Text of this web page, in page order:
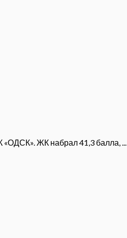
«ОДСК». ЖК набрал 41,3 балла, ...